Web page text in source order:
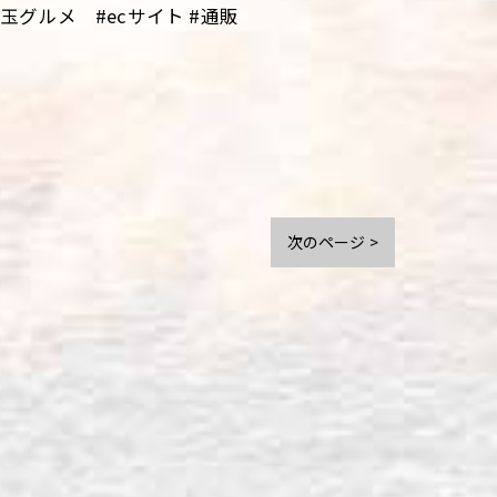
ルメ #ecサイト #通販
次のページ >